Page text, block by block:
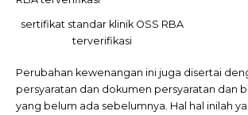
sertifikat standar klinik OSS RBA
terverifikasi
Perubahan kewenangan ini juga disertai
persyaratan dan dokumen persyaratan dan
yang belum ada sebelumnya. Hal hal inilah